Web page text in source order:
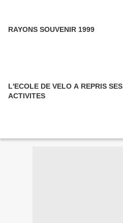
RAYONS SOUVENIR 1999
L'ECOLE DE VELO A REPRIS SES
ACTIVITES